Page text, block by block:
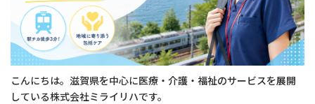
こんにちは。滋賀県を中心に医療・介護・福祉のサービスを展開
している株式会社ミライリハです。